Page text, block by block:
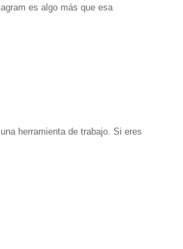
es algo más que esa
herramienta de trabajo. Si eres